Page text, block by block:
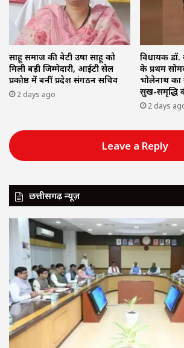
साहू समाज की बेटी उषा साहू को
मिली बड़ी जिम्मेदारी, आईटी सेल
प्रकोष्ठ में बनीं प्रदेश संगठन सचिव
2 days ago
विधायक
के प्रथम
भोलेनाथ
सुख-समृद्धि
2 days
Leave a Reply
छत्तीसगढ़ न्यूज़